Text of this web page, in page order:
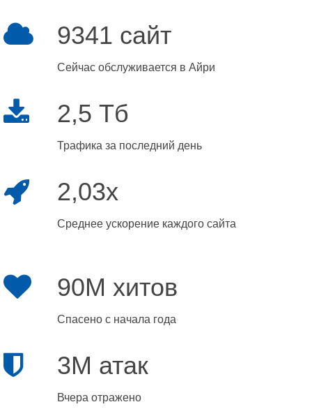
9341 сайт
Сейчас обслуживается в Айри
2,5 Тб
Трафика за последний день
2,03x
Среднее ускорение каждого сайта
90M хитов
Спасено с начала года
3M атак
Вчера отражено